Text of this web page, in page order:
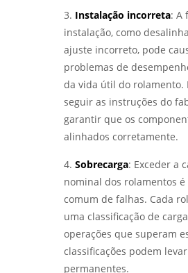
DESCUBRA OS SEGREDOS DO
METALOGRÁFICO E
PROJETOS - LABMETAL
DESVENDANDO OS SEGREDOS
METALOGRÁFICA DE METAIS
INDUSTRIAIS - LABMETAL
CHAVE PARA MATERIAIS DE ALTA
DESCUBRA OS SEGREDOS DO
DE METALOGRAFIA E
PROJETOS - LABMETAL
COMO REALIZAR UMA ANÁLISE
QUEBRA EFICIENTE - LABMETAL
análise de falhas em
análise de falhas em
análise de falhas em
análise de falhas em
paulo
análise de falhas para
sp
análise de falhas para
são paulo
3. Instalação incorreta: A
instalação, como
ajuste incorreto, pode
problemas de
da vida útil do rolamento.
seguir as instruções do
garantir que os
alinhados corretamente.
4. Sobrecarga: Exceder a
nominal dos rolamentos é
comum de falhas. Cada
uma classificação de
operações que superam
classificações podem
permanentes.